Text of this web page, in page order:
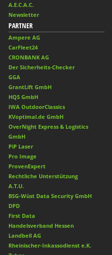
A.E.C.A.C.
Newsletter
PARTNER
Ampere AG
CarFleet24
CRONBANK AG
Der Sicherheits-Checker
GGA
GrantLift GmbH
HQS GmbH
IWA OutdoorClassics
KVoptimal.de GmbH
OverNight Express & Logistics
GmbH
PiP Laser
Pro Image
ProvenExpert
Rechtliche Unterstützung
A.T.U.
BSG-Wüst Data Security GmbH
DPD
First Data
Handelsverband Hessen
Landbell AG
Rheinischer-Inkassodienst e.K.